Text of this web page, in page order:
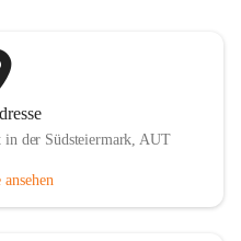
in der Südsteiermark, AUT